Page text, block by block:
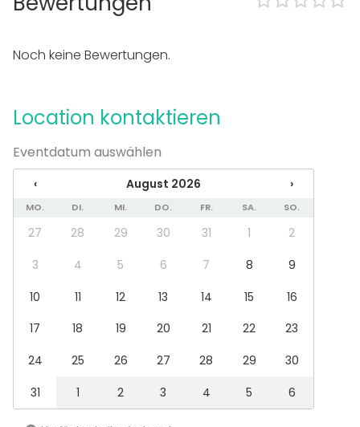
Außenbereich
Ausstattung
Nutzbare Küche
Whiteboard / Flipchart
Geschirr & Besteck
Möbel
Event-Typen
Party
Dinner-Event
Konferenz / Seminar
Weihnachtsfeier
Kinderparty
Noch keine Bewertungen.
Location kontaktieren
Eventdatum auswählen
‹ August 2026 ›
MO. DI. MI. DO. FR. SA. SO.
27 28 29 30 31 1
2
3
4 5 6 7 8
9
10
11 12 13 14 15
16
17
18 19 20 21 22
23
24
25 26 27 28 29
30
31
1 2 3 4 5 6